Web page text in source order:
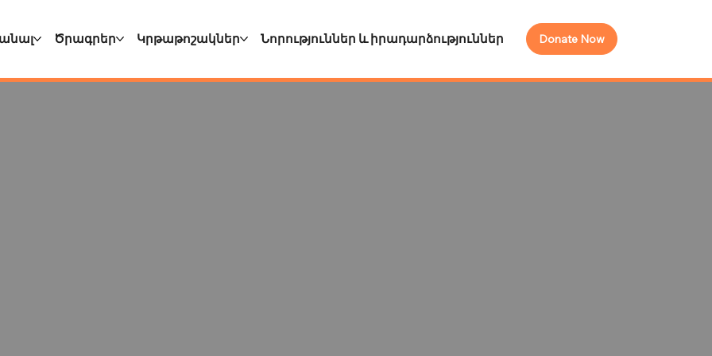
Ծրագրեր Կրթաթոշակներ Նորություններ և իրադարձություններ Donate Now